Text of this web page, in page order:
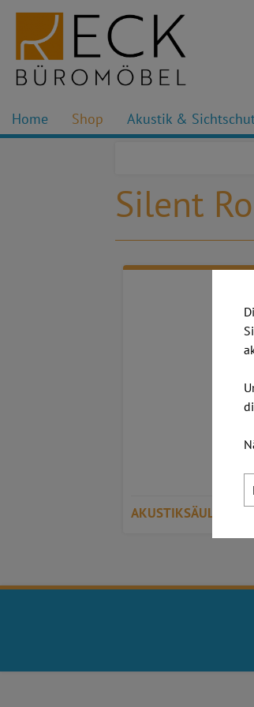
Home Shop Akustik &
Silent
AKUSTIKSÄULEN